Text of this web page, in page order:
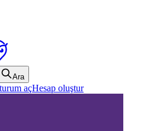
Ara
açHesap oluştur